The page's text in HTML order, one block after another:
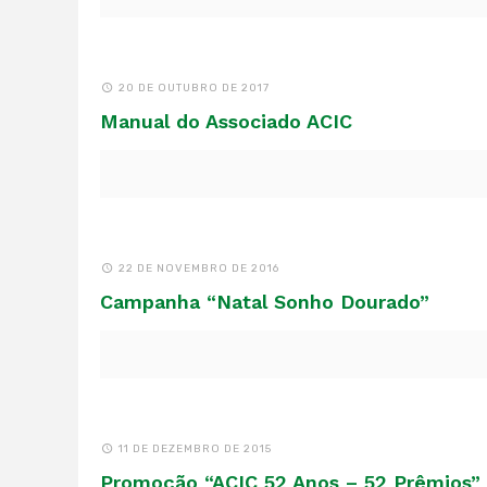
20 DE OUTUBRO DE 2017
Manual do Associado ACIC
22 DE NOVEMBRO DE 2016
Campanha “Natal Sonho Dourado”
11 DE DEZEMBRO DE 2015
Promoção “ACIC 52 Anos – 52